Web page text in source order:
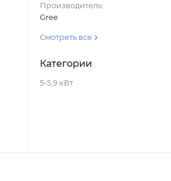
Производитель:
Gree
Смотреть все
Категории
5-5,9 кВт